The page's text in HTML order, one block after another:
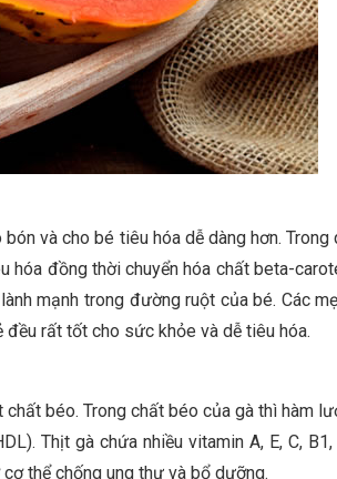
và cho bé tiêu hóa dễ dàng hơn. Trong
hóa đồng thời chuyển hóa chất beta-
mạnh trong đường ruột của bé. Các
rất tốt cho sức khỏe và dễ tiêu hóa.
béo. Trong chất béo của gà thì hàm
Thịt gà chứa nhiều vitamin A, E, C, B1,
thể chống ung thư và bổ dưỡng.